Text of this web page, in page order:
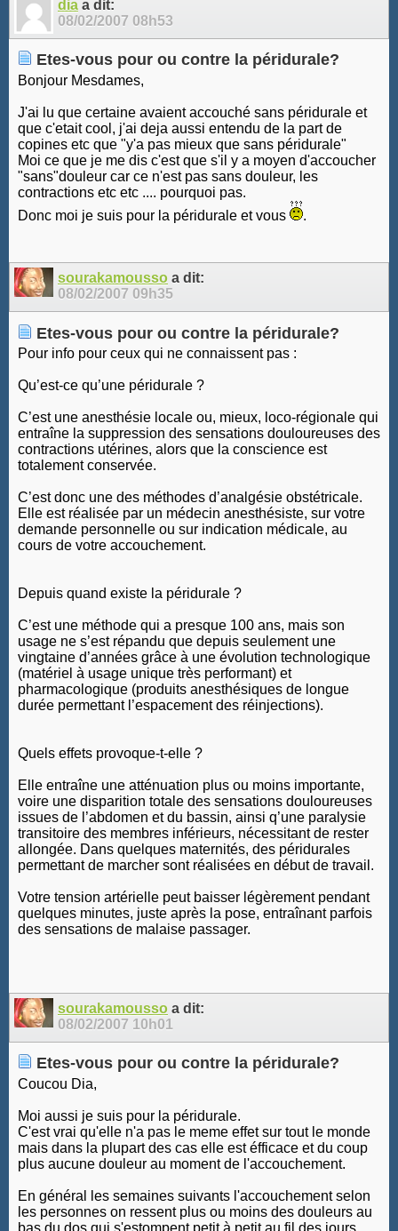
dia a dit:
08/02/2007 08h53
Etes-vous pour ou contre la péridurale?
Bonjour Mesdames,
J'ai lu que certaine avaient accouché sans péridurale et
que c'etait cool, j'ai deja aussi entendu de la part de
copines etc que "y'a pas mieux que sans péridurale"
Moi ce que je me dis c'est que s'il y a moyen d'accoucher
"sans"douleur car ce n'est pas sans douleur, les
contractions etc etc .... pourquoi pas.
Donc moi je suis pour la péridurale et vous
.
sourakamousso a dit:
08/02/2007 09h35
Etes-vous pour ou contre la péridurale?
Pour info pour ceux qui ne connaissent pas :
Qu’est-ce qu’une péridurale ?
C’est une anesthésie locale ou, mieux, loco-régionale qui
entraîne la suppression des sensations douloureuses des
contractions utérines, alors que la conscience est
totalement conservée.
C’est donc une des méthodes d’analgésie obstétricale.
Elle est réalisée par un médecin anesthésiste, sur votre
demande personnelle ou sur indication médicale, au
cours de votre accouchement.
Depuis quand existe la péridurale ?
C’est une méthode qui a presque 100 ans, mais son
usage ne s’est répandu que depuis seulement une
vingtaine d’années grâce à une évolution technologique
(matériel à usage unique très performant) et
pharmacologique (produits anesthésiques de longue
durée permettant l’espacement des réinjections).
Quels effets provoque-t-elle ?
Elle entraîne une atténuation plus ou moins importante,
voire une disparition totale des sensations douloureuses
issues de l’abdomen et du bassin, ainsi q’une paralysie
transitoire des membres inférieurs, nécessitant de rester
allongée. Dans quelques maternités, des péridurales
permettant de marcher sont réalisées en début de travail.
Votre tension artérielle peut baisser légèrement pendant
quelques minutes, juste après la pose, entraînant parfois
des sensations de malaise passager.
sourakamousso a dit:
08/02/2007 10h01
Etes-vous pour ou contre la péridurale?
Coucou Dia,
Moi aussi je suis pour la péridurale.
C'est vrai qu'elle n'a pas le meme effet sur tout le monde
mais dans la plupart des cas elle est éfficace et du coup
plus aucune douleur au moment de l'accouchement.
En général les semaines suivants l'accouchement selon
les personnes on ressent plus ou moins des douleurs au
bas du dos qui s'estompent petit à petit au fil des jours.